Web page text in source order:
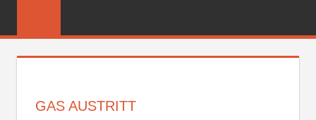
FEUERWEHR
GAS AUSTRITT